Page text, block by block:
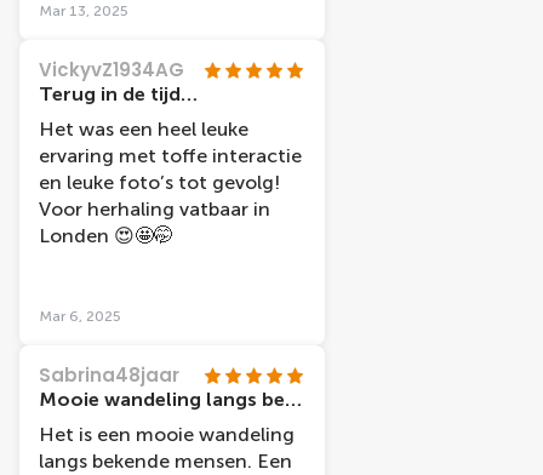
Mar 13, 2025
VickyvZ1934AG
Terug in de tijd…
Het was een heel leuke
ervaring met toffe interactie
en leuke foto’s tot gevolg!
Voor herhaling vatbaar in
Londen 😍🤩🤭
Mar 6, 2025
Sabrina48jaar
Mooie wandeling langs bekende mensen.
Het is een mooie wandeling
langs bekende mensen. Een